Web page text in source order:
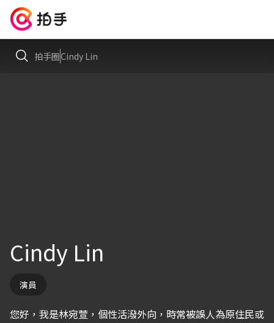
拍手圈Cindy Lin
Cindy Lin
演員
您好，我是林宛萱，個性活潑外向，時常被誤人為原住民或